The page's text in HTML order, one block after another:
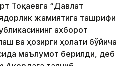
Тоқаевга “Давлат
жамиятига ташрифи
ахборот
ва ҳозирги ҳолати бўйича
маълумот берилди, деб